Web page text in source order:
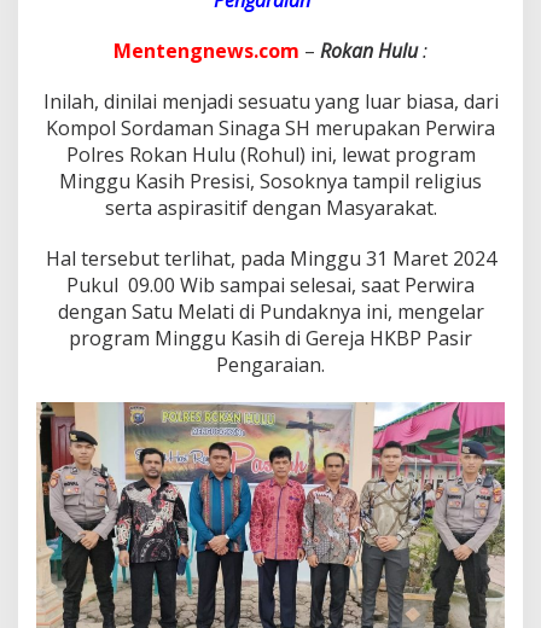
a
D
l
a
m
P
r
o
r
a
m
M
i
g
u
K
a
s
i
h
D
i
G
Mentengnews.com – Rokan Hulu:
Inilah, dinilai menjadi sesuatu yang luar biasa, dari
Kompol Sordaman Sinaga SH merupakan Perwira
Polres Rokan Hulu (Rohul) ini, lewat program
Minggu Kasih Presisi, Sosoknya tampil religius
serta aspirasitif dengan Masyarakat.
Hal tersebut terlihat, pada Minggu 31 Maret 2024
Pukul 09.00 Wib sampai selesai, saat Perwira
dengan Satu Melati di Pundaknya ini, mengelar
program Minggu Kasih di Gereja HKBP Pasir
Pengaraian.